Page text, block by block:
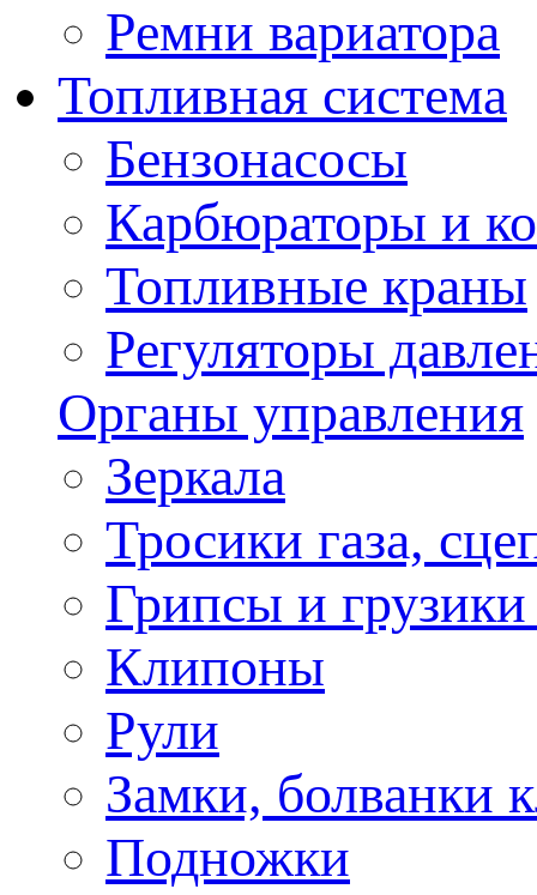
Ремни вариатора
Топливная система
Бензонасосы
Карбюраторы и
Топливные краны
Регуляторы
Органы управления
Зеркала
Тросики газа,
Грипсы и грузики
Клипоны
Рули
Замки, болванки
Подножки